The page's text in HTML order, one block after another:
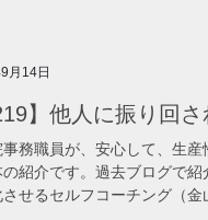
月14日
】他人に振り回
事務職員が、安心して、生
紹介です。過去ブログで
させるセルフコーチング（